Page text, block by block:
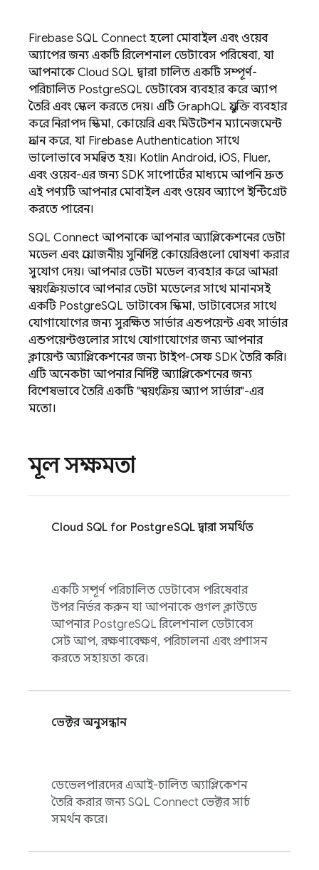
Firebase SQL Connect হলো মোবাইল এবং ওয়েব
অ্যাপের জন্য একটি রিলেশনাল ডেটাবেস পরিষেবা, যা
আপনাকেCloud SQL দ্বারা চালিত একটি সম্পূর্ণ-
পরিচালিত PostgreSQL ডেটাবেস ব্যবহার করে অ্যাপ
তৈরি এবং স্কেল করতে দেয়। এটি GraphQL প্রযুক্তি ব্যবহার
করে নিরাপদ স্কিমা, কোয়েরি এবং মিউটেশন ম্যানেজমেন্ট
প্রদান করে, যা Firebase Authentication সাথে
ভালোভাবে সমন্বিত হয়। Kotlin Android, iOS, Flutter,
এবং ওয়েব-এর জন্য SDK সাপোর্টের মাধ্যমে আপনি দ্রুত
এই পণ্যটি আপনার মোবাইল এবং ওয়েব অ্যাপে ইন্টিগ্রেট
করতে পারেন।
SQL Connect আপনাকে আপনার অ্যাপ্লিকেশনের ডেটা
মডেল এবং প্রয়োজনীয় সুনির্দিষ্ট কোয়েরিগুলো ঘোষণা করার
সুযোগ দেয়। আপনার ডেটা মডেল ব্যবহার করে আমরা
স্বয়ংক্রিয়ভাবে আপনার ডেটা মডেলের সাথে মানানসই
একটি PostgreSQL ডাটাবেস স্কিমা, ডাটাবেসের সাথে
যোগাযোগের জন্য সুরক্ষিত সার্ভার এন্ডপয়েন্ট এবং সার্ভার
এন্ডপয়েন্টগুলোর সাথে যোগাযোগের জন্য আপনার
ক্লায়েন্ট অ্যাপ্লিকেশনের জন্য টাইপ-সেফ SDK তৈরি করি।
এটি অনেকটা আপনার নির্দিষ্ট অ্যাপ্লিকেশনের জন্য
বিশেষভাবে তৈরি একটি "স্বয়ংক্রিয় অ্যাপ সার্ভার"-এর
মতো।
মূল সক্ষমতা
Cloud SQL for PostgreSQL দ্বারা সমর্থিত
একটি সম্পূর্ণ পরিচালিত ডেটাবেস পরিষেবার
উপর নির্ভর করুন যা আপনাকে গুগল ক্লাউডে
আপনার PostgreSQL রিলেশনাল ডেটাবেস
সেট আপ, রক্ষণাবেক্ষণ, পরিচালনা এবং প্রশাসন
করতে সহায়তা করে।
ভেক্টর অনুসন্ধান
ডেভেলপারদের এআই-চালিত অ্যাপ্লিকেশন
তৈরি করার জন্য SQL Connect ভেক্টর সার্চ
সমর্থন করে।